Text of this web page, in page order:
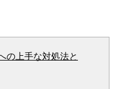
の上手な対処法と